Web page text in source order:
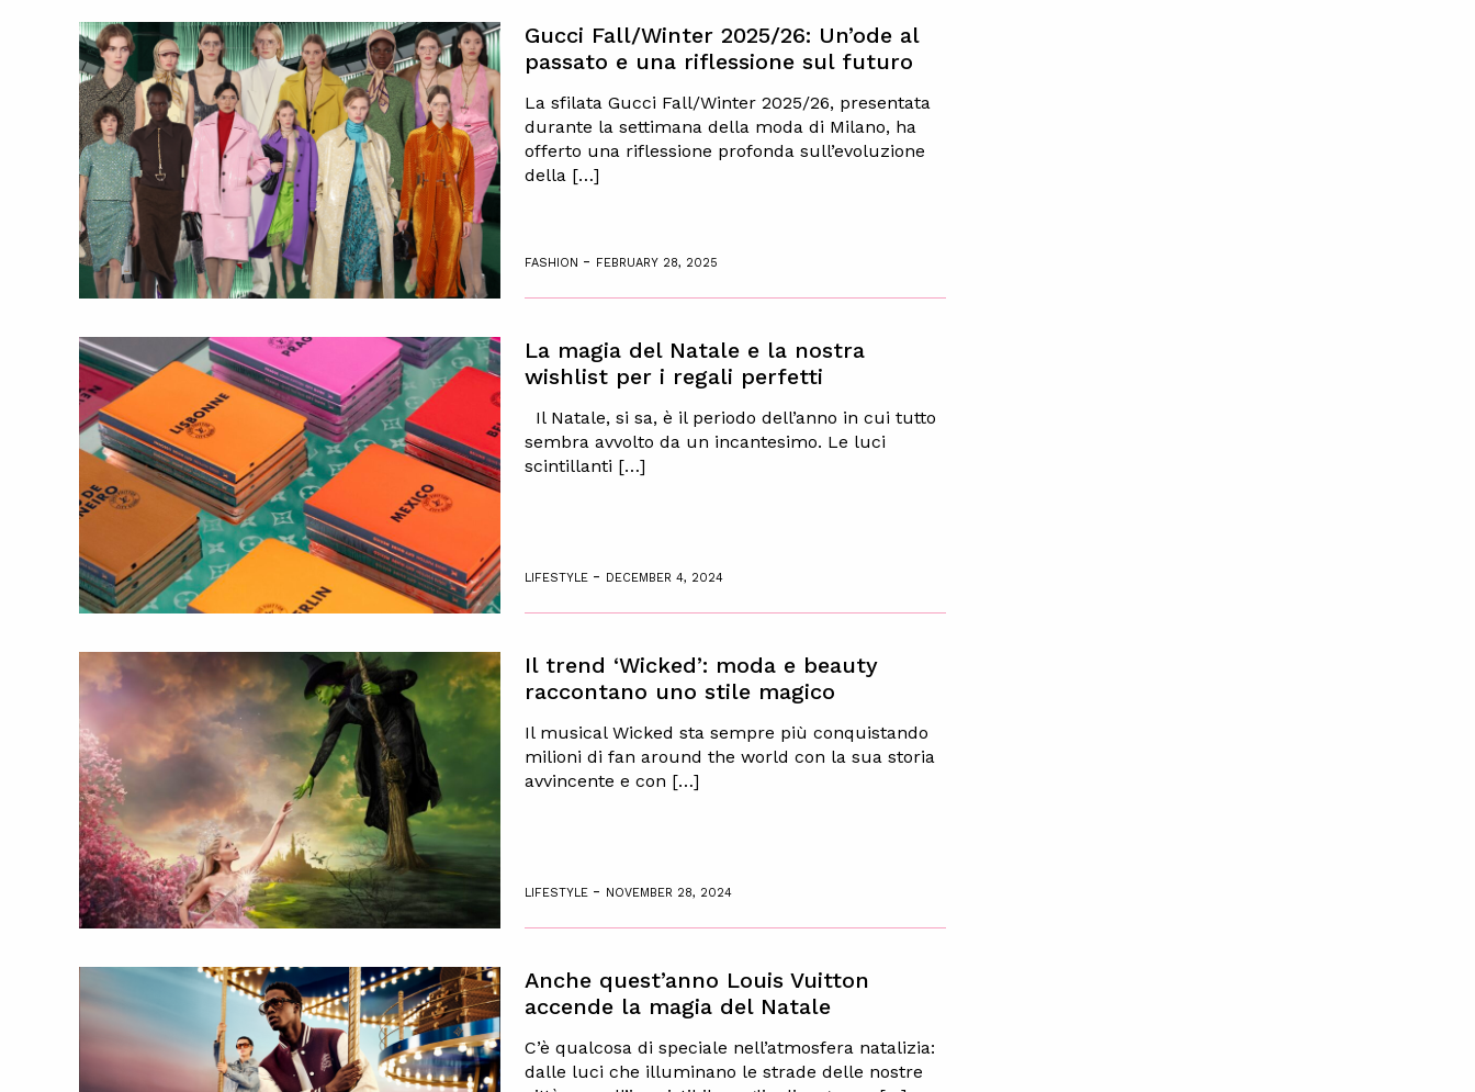
Gucci Fall/Winter 2025/26: Un’ode al
passato e una riflessione sul futuro
La sfilata Gucci Fall/Winter 2025/26, presentata
durante la settimana della moda di Milano, ha
offerto una riflessione profonda sull’evoluzione
della […]
FASHION - FEBRUARY 28, 2025
La magia del Natale e la nostra
wishlist per i regali perfetti
Il Natale, si sa, è il periodo dell’anno in cui tutto
sembra avvolto da un incantesimo. Le luci
scintillanti […]
LIFESTYLE - DECEMBER 4, 2024
Il trend ‘Wicked’: moda e beauty
raccontano uno stile magico
Il musical Wicked sta sempre più conquistando
milioni di fan around the world con la sua storia
avvincente e con […]
LIFESTYLE - NOVEMBER 28, 2024
Anche quest’anno Louis Vuitton
accende la magia del Natale
C’è qualcosa di speciale nell’atmosfera natalizia:
dalle luci che illuminano le strade delle nostre